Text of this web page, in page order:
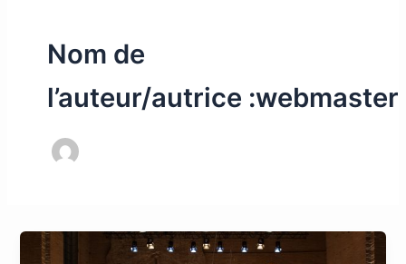
Nom de
l’auteur/autrice :webmaster